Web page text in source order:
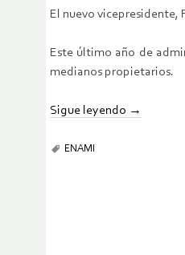
El nuevo vicepresidente,
Este último año de
medianos propietarios.
Sigue leyendo →
ENAMI